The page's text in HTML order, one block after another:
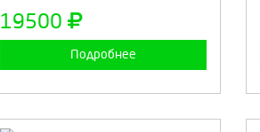
19500
Подробнее